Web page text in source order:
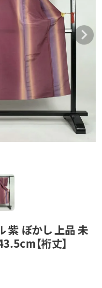
紫 ぼかし 上品 未
【裄丈】